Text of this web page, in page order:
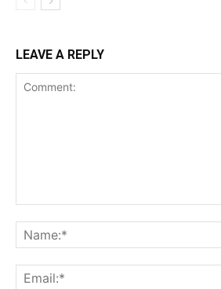
LEAVE A REPLY